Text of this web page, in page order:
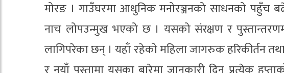
मोरङ । गाउँघरमा आधुनिक मनोरञ्जनको साधनको पहुँच
नाच लोपउन्मुख भएको छ । यसको संरक्षण र
लागिपरेका छन् । यहाँ रहेको महिला जागरुक हरिकीर्तन तथा